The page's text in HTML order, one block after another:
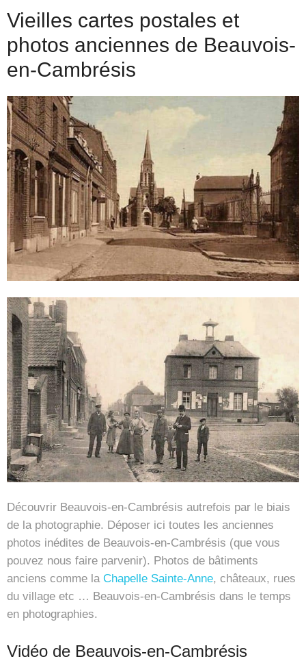
Vieilles cartes postales et
photos anciennes de Beauvois-
en-Cambrésis
Découvrir Beauvois-en-Cambrésis autrefois par le biais
de la photographie. Déposer ici toutes les anciennes
photos inédites de Beauvois-en-Cambrésis (que vous
pouvez nous faire parvenir). Photos de bâtiments
anciens comme la Chapelle Sainte-Anne, châteaux, rues
du village etc … Beauvois-en-Cambrésis dans le temps
en photographies.
Vidéo de Beauvois-en-Cambrésis